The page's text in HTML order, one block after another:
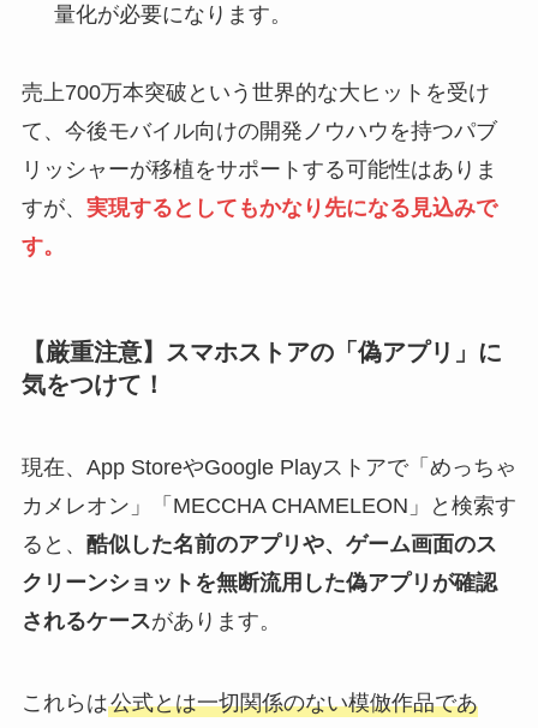
量化が必要になります。
売上700万本突破という世界的な大ヒットを受け
て、今後モバイル向けの開発ノウハウを持つパブ
リッシャーが移植をサポートする可能性はありま
すが、 実現するとしてもかなり先になる見込みで
す。
【厳重注意】スマホストアの「偽アプリ」に
気をつけて！
現在、App StoreやGoogle Playストアで「めっちゃ
カメレオン」「MECCHA CHAMELEON」と検索す
ると、 酷似した名前のアプリや、ゲーム画面のス
クリーンショットを無断流用した偽アプリが確認
されるケースがあります。
これらは公式とは一切関係のない模倣作品であ